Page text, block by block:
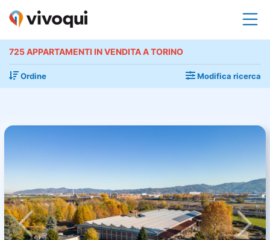
725 APPARTAMENTI IN VENDITA A TORINO
Ordine Modifica ricerca